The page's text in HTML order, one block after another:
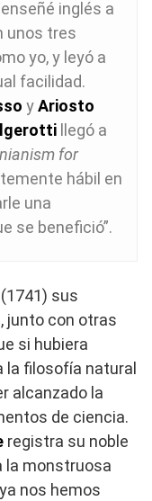
inglés a
unos tres
yo, y leyó a
facilidad.
yAriosto
llegó a
for
hábil en
una
se benefició”.
sus
junto con otras
si hubiera
la filosofía natural
alcanzado la
de ciencia.
registra su noble
la monstruosa
nos hemos